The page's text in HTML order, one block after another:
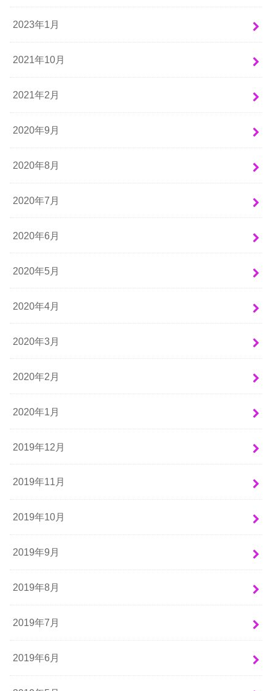
2023年1月
2021年10月
2021年2月
2020年9月
2020年8月
2020年7月
2020年6月
2020年5月
2020年4月
2020年3月
2020年2月
2020年1月
2019年12月
2019年11月
2019年10月
2019年9月
2019年8月
2019年7月
2019年6月